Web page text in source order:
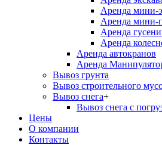
Аренда мини-
Аренда мини-
Аренда
Аренда
Аренда автокранов
Аренда
Вывоз грунта
Вывоз строительного
Вывоз снега+
Вывоз снега с
Цены
О компании
Контакты